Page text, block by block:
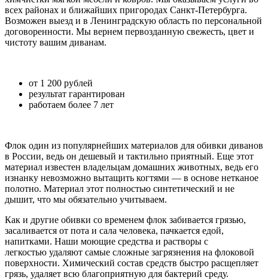
всех районах и ближайших пригородах Санкт-Петербурга.
Возможен выезд и в Ленинградскую область по персональной
договоренности. Мы вернем первозданную свежесть, цвет и
чистоту вашим диванам.
от 1 200 рублей
результат гарантирован
работаем более 7 лет
Флок один из популярнейших материалов для обивки диванов
в России, ведь он дешевый и тактильно приятный. Еще этот
материал известен владельцам домашних животных, ведь его
изнанку невозможно вытащить когтями — в основе нетканое
полотно. Материал этот полностью синтетический и не
дышит, что мы обязательно учитываем.
Как и другие обивки со временем флок забивается грязью,
засаливается от пота и сала человека, пачкается едой,
напитками. Наши моющие средства и растворы с
легкостью удаляют самые сложные загрязнения на флоковой
поверхности. Химический состав средств быстро расщепляет
грязь, удаляет всю благоприятную для бактерий среду.